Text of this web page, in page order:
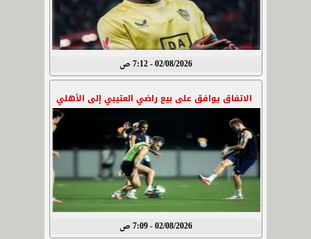
02/08/2026 - 7:12 ص
الاتفاق يوافق على بيع راضي العتيبي إلى الأهلي
02/08/2026 - 7:09 ص